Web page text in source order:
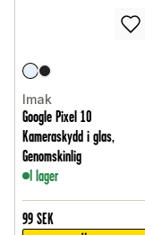
Imak
Google Pixel 10
Kameraskydd i glas,
Genomskinlig
I lager
99 SEK